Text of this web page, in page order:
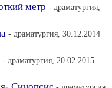
метр - драматургия,
- драматургия, 30.12.2014
- драматургия, 20.02.2015